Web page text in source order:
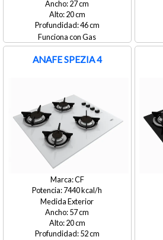
27
20
46
Gas
ANAFE SPEZIA 4
CF
7440
Medida Exterior
57
20
52